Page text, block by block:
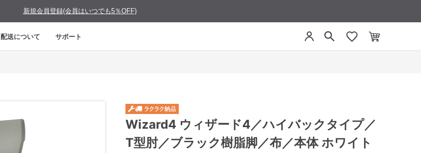
新規会員登録(会員はいつでも5％OFF)
配送について サポート
Wizard4 ウィザード4／ハイバックタイプ／
T型肘／ブラック樹脂脚／布／本体 ホワイト